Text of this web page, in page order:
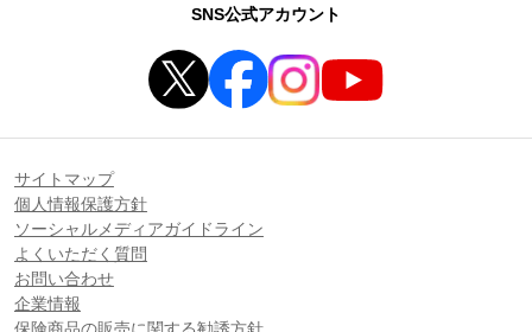
SNS公式アカウント
サイトマップ
個人情報保護方針
ソーシャルメディアガイドライン
よくいただく質問
お問い合わせ
企業情報